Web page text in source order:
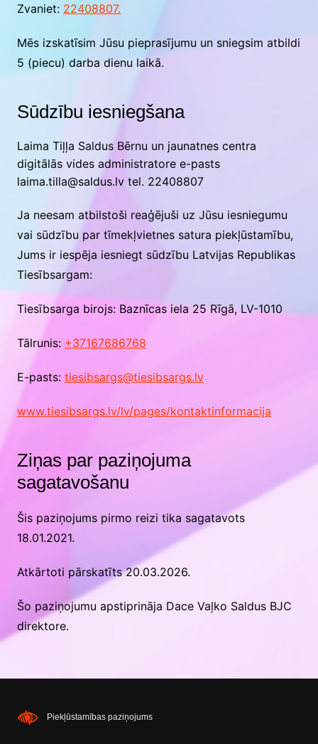
Zvaniet: 22408807.
Mēs izskatīsim Jūsu pieprasījumu un sniegsim atbildi
5 (piecu) darba dienu laikā.
Sūdzību iesniegšana
Laima Tiļļa Saldus Bērnu un jaunatnes centra
digitālās vides administratore e-pasts
laima.tilla@saldus.lv tel. 22408807
Ja neesam atbilstoši reaģējuši uz Jūsu iesniegumu
vai sūdzību par tīmekļvietnes satura piekļūstamību,
Jums ir iespēja iesniegt sūdzību Latvijas Republikas
Tiesībsargam:
Tiesībsarga birojs: Baznīcas iela 25 Rīgā, LV-1010
Tālrunis: +37167686768
E-pasts: tiesibsargs@tiesibsargs.lv
www.tiesibsargs.lv/lv/pages/kontaktinformacija
Ziņas par paziņojuma
sagatavošanu
Šis paziņojums pirmo reizi tika sagatavots
18.01.2021.
Atkārtoti pārskatīts20.03.2026.
Šo paziņojumu apstiprināja Dace Vaļko Saldus BJC
direktore.
Piekļūstamības paziņojums